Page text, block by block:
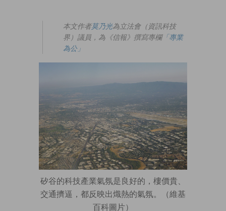
本文作者莫乃光為立法會（資訊科技
界）議員，為《信報》撰寫專欄「專業
為公」
矽谷的科技產業氣氛是良好的，樓價貴、
交通擠逼，都反映出熾熱的氣氛。（維基
百科圖片）